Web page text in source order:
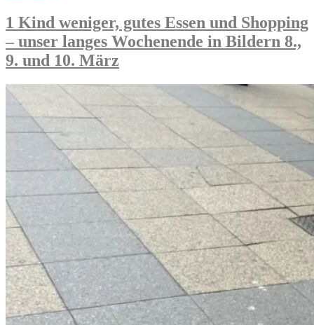
unser
Wochenende
in
Bildern
6.
7.
April“
Ferienende
unser
Wochenende
Bildern
&
7.
1 Kind weniger, gutes Essen und Shopping
– unser langes Wochenende in Bildern 8.,
9. und 10. März